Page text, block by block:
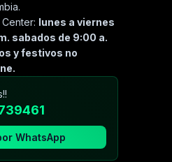
lunes a viernes
sabados de 9:00 a.
y festivos no
WhatsApp